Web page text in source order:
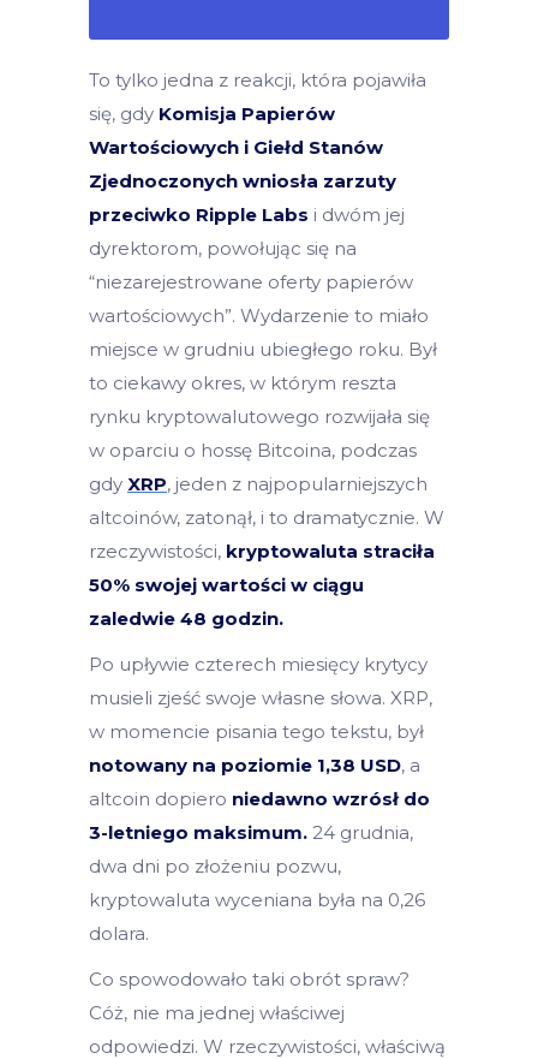
To tylko jedna z reakcji, która pojawiła
się, gdy Komisja Papierów
Wartościowych i Giełd Stanów
Zjednoczonych wniosła zarzuty
przeciwko Ripple Labs i dwóm jej
dyrektorom, powołując się na
“niezarejestrowane oferty papierów
wartościowych”. Wydarzenie to miało
miejsce w grudniu ubiegłego roku. Był
to ciekawy okres, w którym reszta
rynku kryptowalutowego rozwijała się
w oparciu o hossę Bitcoina, podczas
gdy XRP, jeden z najpopularniejszych
altcoinów, zatonął, i to dramatycznie. W
rzeczywistości, kryptowaluta straciła
50% swojej wartości w ciągu
zaledwie 48 godzin.
Po upływie czterech miesięcy krytycy
musieli zjeść swoje własne słowa. XRP,
w momencie pisania tego tekstu, był
notowany na poziomie 1,38 USD, a
altcoin dopiero niedawno wzrósł do
3-letniego maksimum. 24 grudnia,
dwa dni po złożeniu pozwu,
kryptowaluta wyceniana była na 0,26
dolara.
Co spowodowało taki obrót spraw?
Cóż, nie ma jednej właściwej
odpowiedzi. W rzeczywistości, właściwą